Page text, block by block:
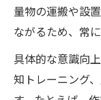
量物の運搬や設
ながるため、常
具体的な意識向
知トレーニング